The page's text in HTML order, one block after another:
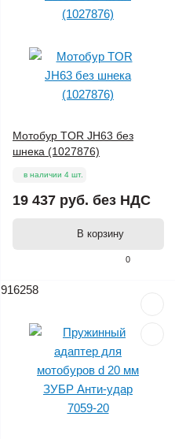
0
Мотобур TOR JH63 без
шнека (1027876)
в наличии 4 шт.
19 437 руб. без НДС
В корзину
916258